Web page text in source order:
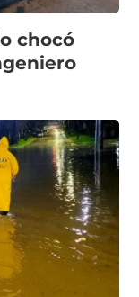
chocó